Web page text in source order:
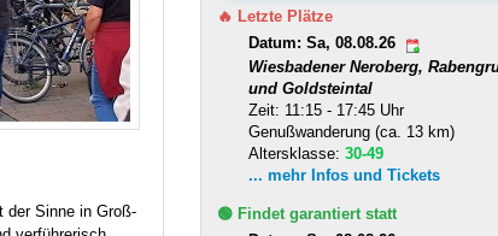
der Sinne in Groß-
🔥 Letzte Plätze
Datum: Sa, 08.08.26
Wiesbadener Neroberg,
und Goldsteintal
Zeit: 11:15 - 17:45 Uhr
Genußwanderung (ca. 13 km)
Altersklasse:30-49
... mehr Infos und Tickets
🟢 Findet garantiert statt